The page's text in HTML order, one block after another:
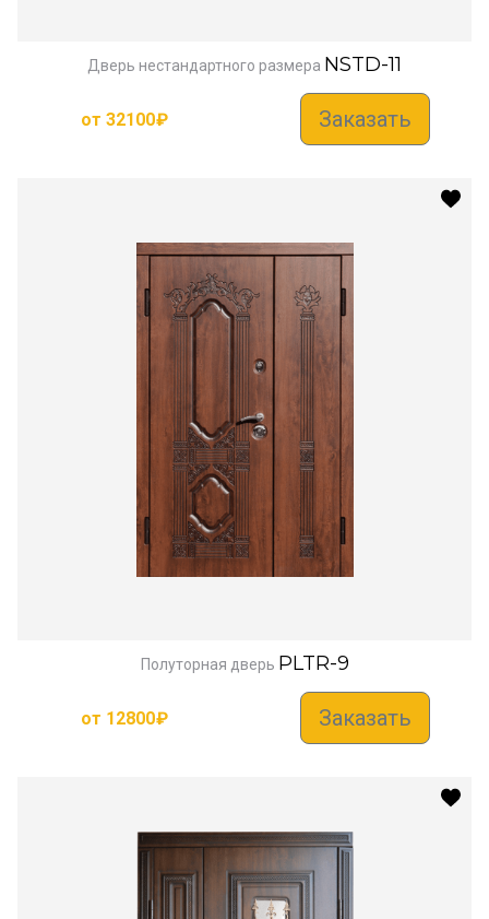
Дверь нестандартного размера NSTD-11
от 32100₽ Заказать
Полуторная дверь PLTR-9
от 12800₽ Заказать